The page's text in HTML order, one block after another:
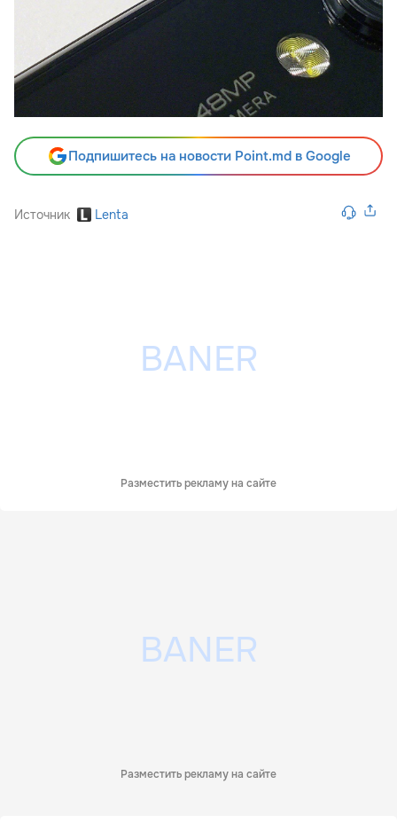
Подпишитесь на новости Point.md в Google
Источник Lenta
Разместить рекламу на сайте
Разместить рекламу на сайте